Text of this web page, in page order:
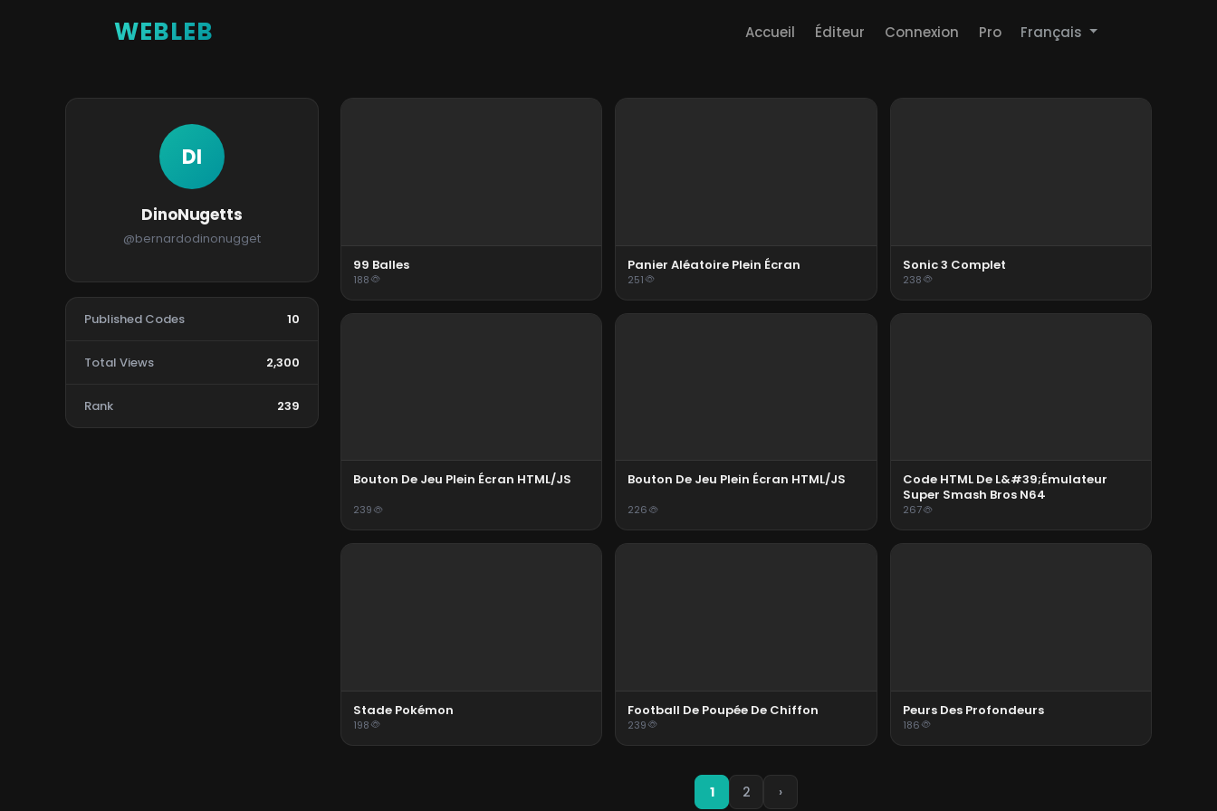
WEBLEB Accueil Éditeur Connexion Pro Français
DI
DinoNugetts
@bernardodinonugget
Published Codes 10
Total Views 2,300
Rank 239
99 Balles
188
Panier Aléatoire Plein Écran
251
Sonic 3 Complet
238
Bouton De Jeu Plein Écran HTML/JS
239
Bouton De Jeu Plein Écran HTML/JS
226
Code HTML De L&#39;émulateur
Super Smash Bros N64
267
Stade Pokémon
198
Football De Poupée De Chiffon
239
Peurs Des Profondeurs
186
1 2 ›